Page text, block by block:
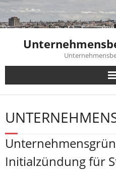
Skip
content
Initialzündung für